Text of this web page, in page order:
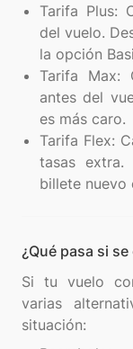
Tarifa Plus:
del vuelo.
la opción
Tarifa Max:
antes del
es más caro.
Tarifa Flex:
tasas
billete nuevo
¿Qué pasa si
Si tu vuelo
varias